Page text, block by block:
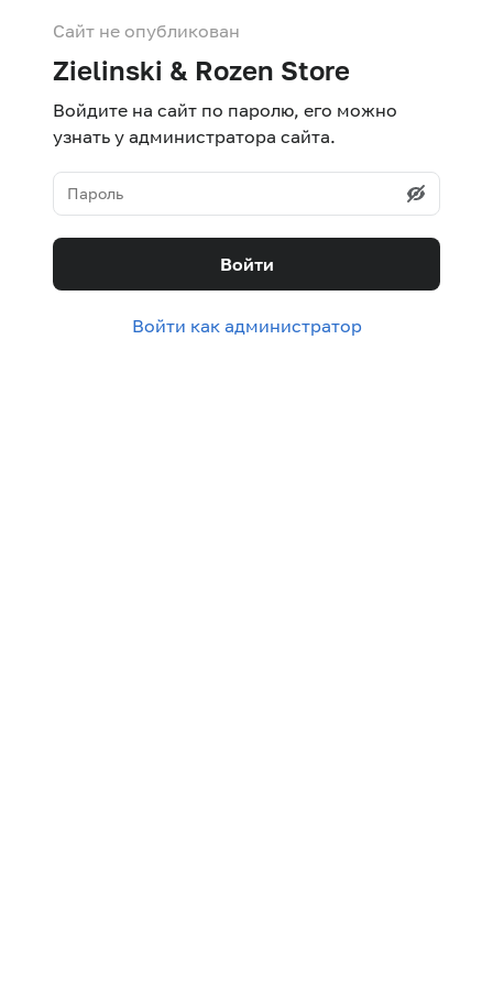
Сайт не опубликован
Zielinski & Rozen Store
Войдите на сайт по паролю, его можно
узнать у администратора сайта.
Войти
Войти как администратор